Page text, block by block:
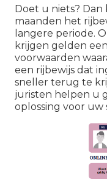
Doet u niets?
maanden het
langere periode.
krijgen gelden
voorwaarden
een rijbewijs dat
sneller terug te
juristen helpen u
oplossing voor uw